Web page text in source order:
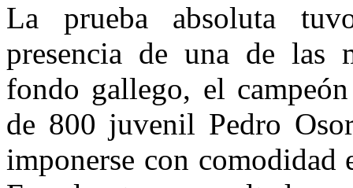
La prueba absoluta
presencia de una de las
fondo gallego, el
de 800 juvenil Pedro
imponerse con